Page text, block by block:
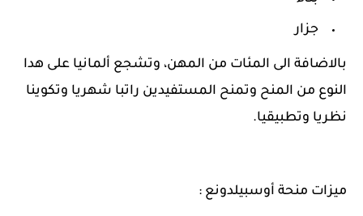
جزار
بالاضافة الى المئات من المهن، وتشجع ألمانيا على هدا
النوع من المنح وتمنح المستفيدين راتبا شهريا وتكوينا
نظريا وتطبيقيا.
ميزات منحة أوسبيلدونع :